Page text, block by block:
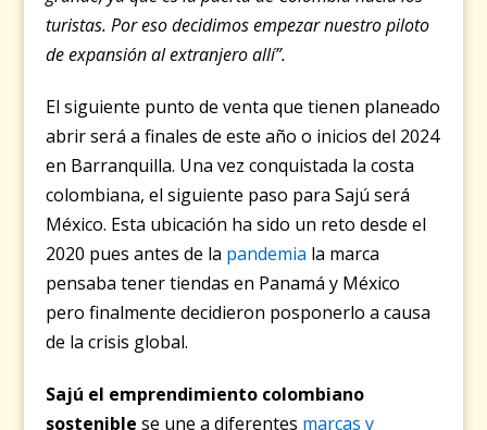
turistas. Por eso decidimos empezar nuestro piloto
de expansión al extranjero allí”.
El siguiente punto de venta que tienen planeado
abrir será a finales de este año o inicios del 2024
en Barranquilla. Una vez conquistada la costa
colombiana, el siguiente paso para Sajú será
México. Esta ubicación ha sido un reto desde el
2020 pues antes de la pandemia la marca
pensaba tener tiendas en Panamá y México
pero finalmente decidieron posponerlo a causa
de la crisis global.
Sajú el emprendimiento colombiano
sostenible se une a diferentes marcas y